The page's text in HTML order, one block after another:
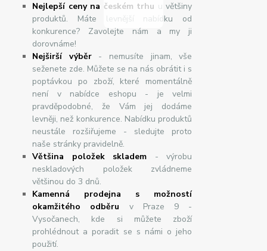
Nejlepší ceny na českém trhu u většiny
produktů. Máte levnější nabídku od
konkurence? Zavolejte nám a my ji
dorovnáme!
Nejširšívýběr- nemusíte jinam, vše
seženete zde. Můžete se na nás obrátit i s
poptávkou po zboží, které momentálně
není v nabídce eshopu - je velmi
pravděpodobné, že Vám jej dodáme
levněji, než konkurence. Nabídku produktů
neustále rozšiřujeme - sledujte proto
naše stránky pravidelně.
Většina položek skladem - výrobu
neskladových položek zvládneme
většinou do 3 dnů.
Kamenná prodejna s možností
okamžitého odběru v Praze 9 -
Vysočanech, kde si můžete zboží
prohlédnout a poradit se s námi o jeho
použití.